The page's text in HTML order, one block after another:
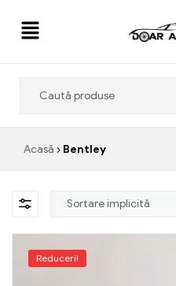
Acasă Bentley
Reduceri!